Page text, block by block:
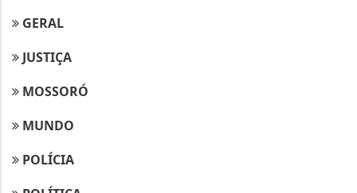
GERAL
JUSTIÇA
MOSSORÓ
MUNDO
POLÍCIA